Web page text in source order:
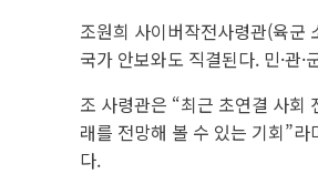
조원희 사이버작전사령관(육군
국가 안보와도 직결된다. 민·관
조 사령관은 “최근 초연결 사회
래를 전망해 볼 수 있는 기회”
다.